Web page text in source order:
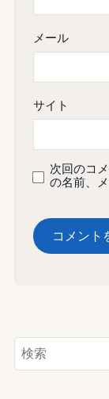
メール
サイト
次回のコ
の名前、